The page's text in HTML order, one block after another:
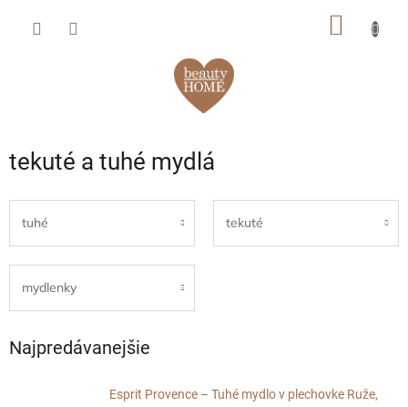
tekuté a tuhé mydlá
tuhé tekuté
mydlenky
Najpredávanejšie
Esprit Provence – Tuhé mydlo v plechovke Ruže,